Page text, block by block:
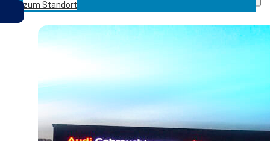
zum Standort
Gemerkte Fahrzeuge